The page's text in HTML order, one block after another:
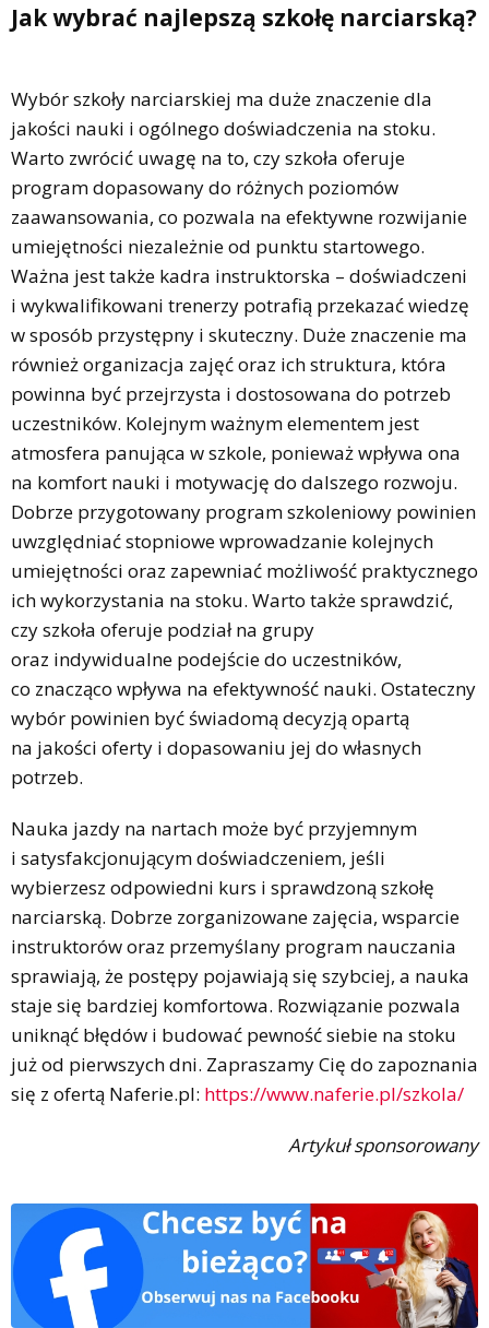
Jak wybrać najlepszą szkołę narciarską?
Wybór szkoły narciarskiej ma duże znaczenie dla
jakości nauki i ogólnego doświadczenia na stoku.
Warto zwrócić uwagę na to, czy szkoła oferuje
program dopasowany do różnych poziomów
zaawansowania, co pozwala na efektywne rozwijanie
umiejętności niezależnie od punktu startowego.
Ważna jest także kadra instruktorska – doświadczeni
i wykwalifikowani trenerzy potrafią przekazać wiedzę
w sposób przystępny i skuteczny. Duże znaczenie ma
również organizacja zajęć oraz ich struktura, która
powinna być przejrzysta i dostosowana do potrzeb
uczestników. Kolejnym ważnym elementem jest
atmosfera panująca w szkole, ponieważ wpływa ona
na komfort nauki i motywację do dalszego rozwoju.
Dobrze przygotowany program szkoleniowy powinien
uwzględniać stopniowe wprowadzanie kolejnych
umiejętności oraz zapewniać możliwość praktycznego
ich wykorzystania na stoku. Warto także sprawdzić,
czy szkoła oferuje podział na grupy
oraz indywidualne podejście do uczestników,
co znacząco wpływa na efektywność nauki. Ostateczny
wybór powinien być świadomą decyzją opartą
na jakości oferty i dopasowaniu jej do własnych
potrzeb.
Nauka jazdy na nartach może być przyjemnym
i satysfakcjonującym doświadczeniem, jeśli
wybierzesz odpowiedni kurs i sprawdzoną szkołę
narciarską. Dobrze zorganizowane zajęcia, wsparcie
instruktorów oraz przemyślany program nauczania
sprawiają, że postępy pojawiają się szybciej, a nauka
staje się bardziej komfortowa. Rozwiązanie pozwala
uniknąć błędów i budować pewność siebie na stoku
już od pierwszych dni. Zapraszamy Cię do zapoznania
się z ofertą Naferie.pl: https://www.naferie.pl/szkola/
Artykuł sponsorowany